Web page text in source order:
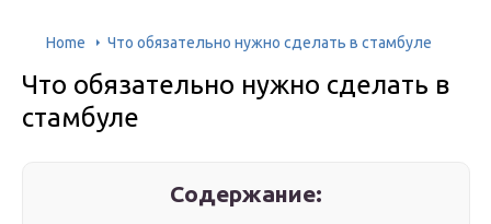
Home Что обязательно нужно сделать в стамбуле
Что обязательно нужно сделать в
стамбуле
Содержание: